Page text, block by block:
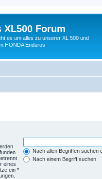
XL500 Forum
es um alles zu unserer XL 500 und
HONDA Enduros
eines
ein *
Nach allen Begriffen suchen
Nach einem Begriff suchen